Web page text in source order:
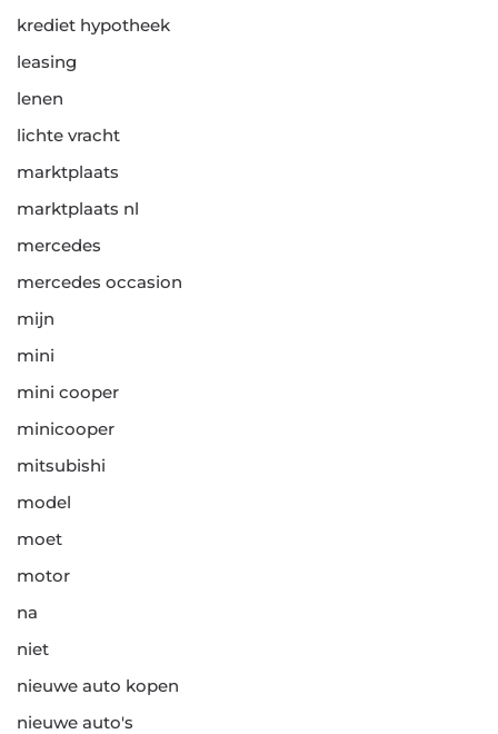
krediet hypotheek
leasing
lenen
lichte vracht
marktplaats
marktplaats nl
mercedes
mercedes occasion
mijn
mini
mini cooper
minicooper
mitsubishi
model
moet
motor
na
niet
nieuwe auto kopen
nieuwe auto's